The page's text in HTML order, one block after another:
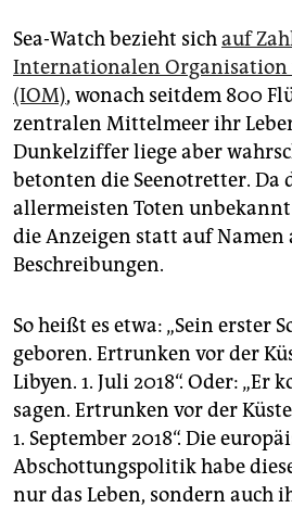
Sea-Watch bezieht sichauf
Internationalen
(IOM), wonach seitdem 800
zentralen Mittelmeer ihr
Dunkelziffer liege aber
betonten die Seenotretter.
allermeisten Toten
die Anzeigen statt auf
Beschreibungen.
So heißt es etwa: „Sein erster
geboren. Ertrunken vor der
Libyen. 1. Juli 2018“. Oder: „Er
sagen. Ertrunken vor der
1. September 2018“. Die
Abschottungspolitik habe
nur das Leben, sondern auch